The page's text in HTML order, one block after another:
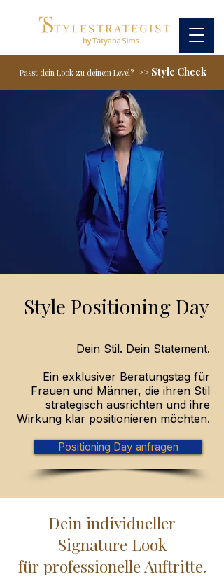
Passt dein Look zu deinem Level? >> Style Check
Style Positioning Day
Dein Stil. Dein Statement.
Ein exklusiver Beratungstag für
Frauen und Männer, die ihren Stil
strategisch ausrichten und ihre
Wirkung klar positionieren möchten.
Positioning Day anfragen
Dein individueller
Signature Look
für professionelle Auftritte.